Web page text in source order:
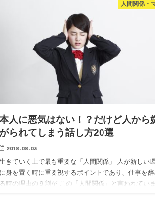
人間関係・
本人に悪気はない！？だけど人から
がられてしまう話し方20選
2018.08.03
生きていく上で最も重要な「人間関係」 人が新しい
に身を置く時に重要視するポイントであり、仕事を辞
る時の理由の９割が この「人間関係」と言われていま